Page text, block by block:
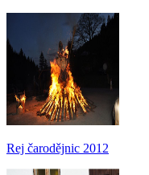
Rej čarodějnic 2012